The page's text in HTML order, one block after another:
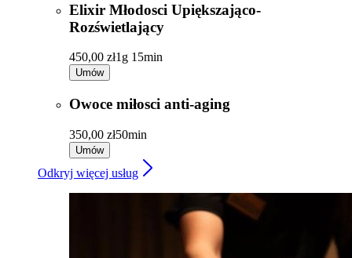
Elixir Młodosci Upiększająco-
Rozświetlający
450,00 zł1g 15min
Umów
Owoce miłosci anti-aging
350,00 zł50min
Umów
Odkryj więcej usług